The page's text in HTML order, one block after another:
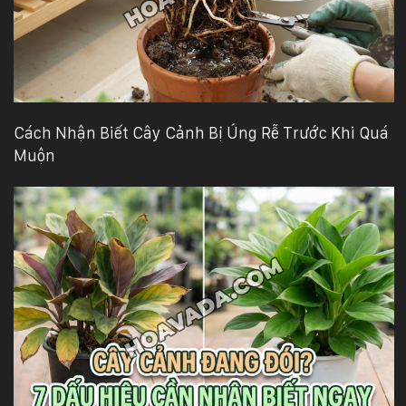
Cách Nhận Biết Cây Cảnh Bị Úng Rễ Trước Khi Quá
Muộn